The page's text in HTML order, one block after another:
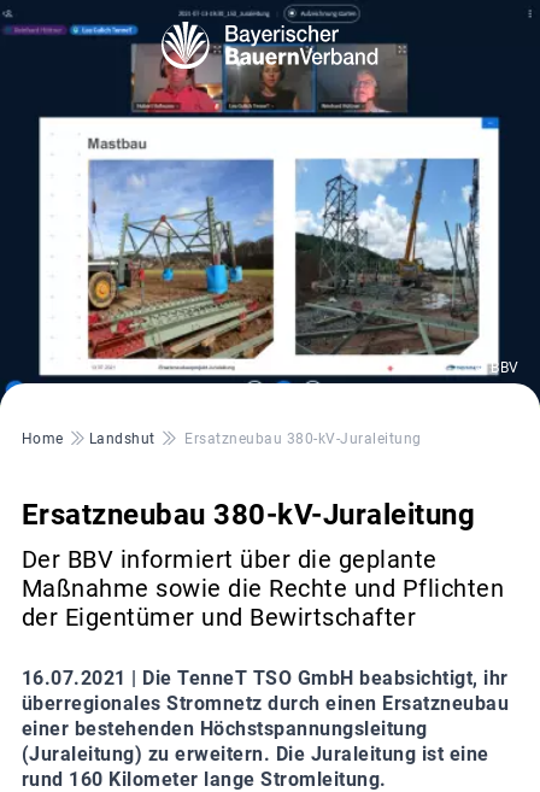
© BBV
Pfadnavigation
Home Landshut Ersatzneubau 380-kV-Juraleitung
Ersatzneubau 380-kV-Juraleitung
Der BBV informiert über die geplante
Maßnahme sowie die Rechte und Pflichten
der Eigentümer und Bewirtschafter
16.07.2021 | Die TenneT TSO GmbH beabsichtigt, ihr
überregionales Stromnetz durch einen Ersatzneubau
einer bestehenden Höchstspannungsleitung
(Juraleitung) zu erweitern. Die Juraleitung ist eine
rund 160 Kilometer lange Stromleitung.